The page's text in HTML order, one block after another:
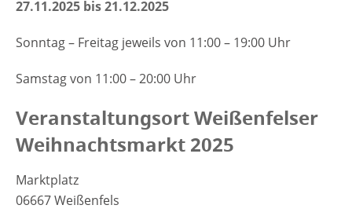
27.11.2025 bis 21.12.2025
Sonntag – Freitag jeweils von 11:00 – 19:00 Uhr
Samstag von 11:00 – 20:00 Uhr
Veranstaltungsort Weißenfelser
Weihnachtsmarkt 2025
Marktplatz
06667 Weißenfels